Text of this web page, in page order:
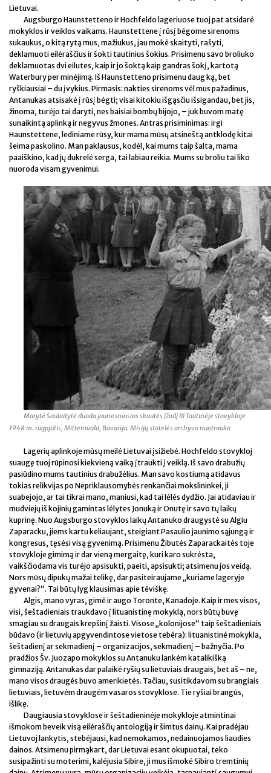
Lietuvai.
Augsburgo Haunstetteno ir Hochfeldo lageriuose tuoj pat atsidarė
mokyklos ir veiklos vaikams. Haunstettene į rūsį bėgome sirenoms
sukaukus, o kitą rytą mus, mažiukus, jau mokė skaityti, rašyti,
deklamuoti eilėraščius ir šokti tautinius šokius. Prisimenu savo broliuko
deklamuotas dvi eilutes, kaip ir jo šoktą kaip gandras šokį, kartotą
Waterbury per minėjimą. Iš Haunstetteno prisimenu daug ką, bet
ryškiausiai – du įvykius. Pirmasis: nakties sirenoms vėl mus pažadinus,
Antanukas atsisakė į rūsį bėgti; visai kitokiu išgąsčiu išsigandau, bet jis,
žinoma, turėjo tai daryti, nes baisiai bombų bijojo, – juk buvom matę
sunaikintą aplinką ir negyvus žmones. Antras prisiminimas: irgi
Haunstettene, lediniame rūsy, kur mama mūsų atsineštą antklodę kitai
šeima paskolino. Man paklausus, kodėl, kai mums taip šalta, mama
paaiškino, kad jų dukrelė serga, tai labiau reikia. Mums su broliu tai liko
nuoroda visam gyvenimui.
Marytė Saulaitytė duoda jaunesniosios skautės įžodį III Tautinėje stovykloje
1948 m. rugpjūtis, Mittenwald, Bavarija. Misijų stotelės archyvo nuotrauka
Lagerių aplinkoje mūsų meilė Lietuvai įsižiebė. Hochfeldo stovykloj
suaugę tuoj rūpinosi kiekvieną vaiką įtraukti į veiklą. Iš savo drabužių
pasiūdino mums tautinius drabužėlius. Man savo kostiumą atidavus
tokias relikvijas po Nepriklausomybės renkančiai mokslininkei, ji
suabejojo, ar tai tikrai mano, maniusi, kad tai lėlės dydžio. Jai atidaviau ir
mudviejų iš kojinių gamintas lėlytes Jonuką ir Onutę ir savo tų laikų
kuprinę. Nuo Augsburgo stovyklos laikų Antanuko draugystė su Algiu
Zaparacku, jiems kartu keliaujant, steigiant Pasaulio jaunimo sąjungą ir
kongresus, tęsėsi visą gyvenimą. Prisimenu Žibutės Zaparackaitės toje
stovykloje gimimą ir dar vieną mergaitę, kuri karo sukrėsta,
vaikščiodama vis turėjo apsisukti, paeiti, apsisukti; atsimenu jos veidą.
Nors mūsų dipukų mažai telikę, dar pasiteiraujame „kuriame lageryje
gyvenai?“. Tai būtų lyg klausimas apie tėviškę.
Algis, mano vyras, gimė ir augo Toronte, Kanadoje. Kaip ir mes visos,
visi, šeštadieniais traukdavo į lituanistinę mokyklą, nors būtų buvę
smagiau su draugais krepšinį žaisti. Visose „kolonijose“ taip šeštadieniais
būdavo (ir lietuvių apgyvendintose vietose tebėra): lituanistinė mokykla,
šeštadienį ar sekmadienį – organizacijos, sekmadienį – bažnyčia. Po
pradžios Šv. Juozapo mokyklos su Antanuku lankėm katalikišką
gimnaziją. Antanukas dar palaikė ryšių su lietuviais draugais, bet aš – ne,
mano visos draugės buvo amerikietės. Tačiau, susitikdavom su brangiais
lietuviais, lietuvėm draugėm vasaros stovyklose. Tie ryšiai brangūs,
išlikę.
Daugiausia stovyklose ir šeštadieninėje mokykloje atmintinai
išmokom beveik visą eilėraščių antologiją ir šimtus dainų. Kai pradėjau
Lietuvoj lankytis, stebėjausi, kad nemokamos, nedainuojamos liaudies
dainos. Atsimenu pirmąkart, dar Lietuvai esant okupuotai, teko
susipažinti su moterimi, kalėjusia Sibire, ji mus išmokė Sibiro tremtinių